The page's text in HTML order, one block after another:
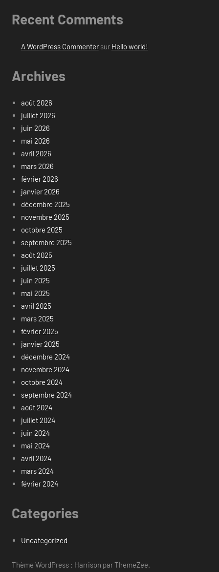
Recent Comments
A WordPress Commentersur Hello world!
Archives
août 2026
juillet 2026
juin 2026
mai 2026
avril 2026
mars 2026
février 2026
janvier 2026
décembre 2025
novembre 2025
octobre 2025
septembre 2025
août 2025
juillet 2025
juin 2025
mai 2025
avril 2025
mars 2025
février 2025
janvier 2025
décembre 2024
novembre 2024
octobre 2024
septembre 2024
août 2024
juillet 2024
juin 2024
mai 2024
avril 2024
mars 2024
février 2024
Categories
Uncategorized
Thème WordPress : Harrison par ThemeZee.